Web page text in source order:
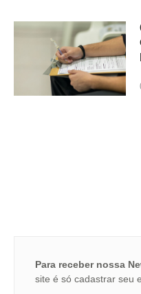
Para receber nossa
site é só cadastrar seu